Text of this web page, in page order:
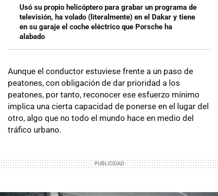
Usó su propio helicóptero para grabar un programa de
televisión, ha volado (literalmente) en el Dakar y tiene
en su garaje el coche eléctrico que Porsche ha
alabado
Aunque el conductor estuviese frente a un paso de
peatones, con obligación de dar prioridad a los
peatones, por tanto, reconocer ese esfuerzo mínimo
implica una cierta capacidad de ponerse en el lugar del
otro, algo que no todo el mundo hace en medio del
tráfico urbano.